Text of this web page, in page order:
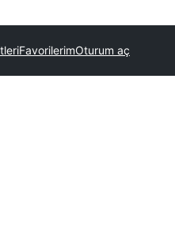
FavorilerimOturum aç